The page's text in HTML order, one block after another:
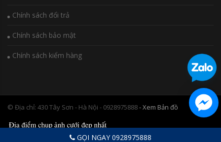
Chính sách đổi trả
Chính sách bảo mật
Chính sách kiểm hàng
© Địa chỉ: 430 Tây Sơn - Hà Nội - 0928975888- Xem Bản đồ
GỌI NGAY 0928975888